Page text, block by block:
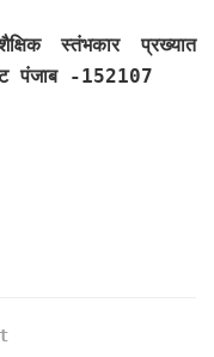
स्तंभकार प्रख्यात
पंजाब -152107